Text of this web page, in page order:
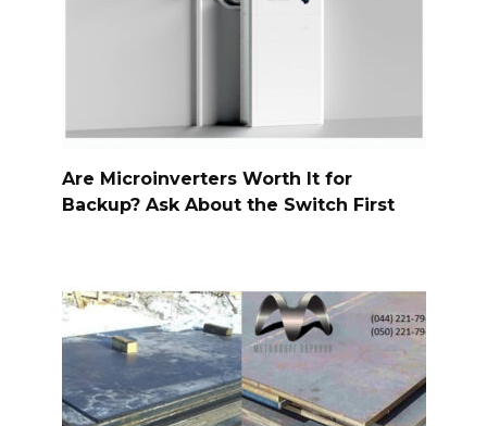
Are Microinverters Worth It for
Backup? Ask About the Switch First